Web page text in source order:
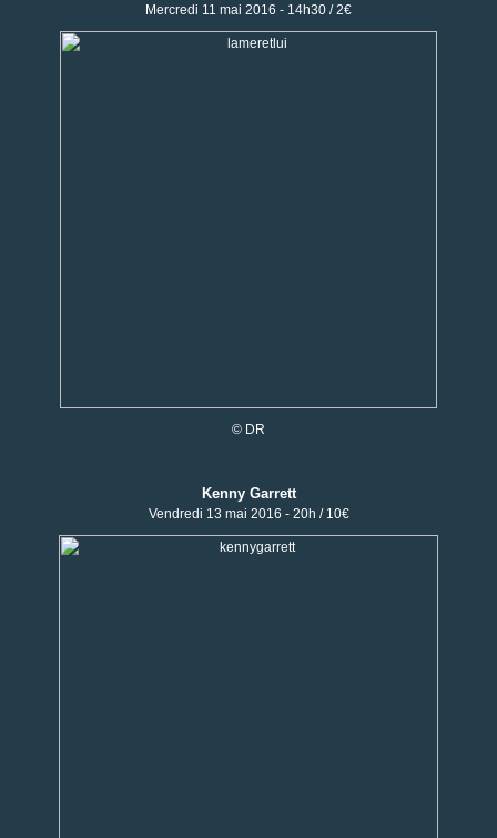
Mercredi 11 mai 2016 - 14h30 / 2€
© DR
Kenny Garrett
Vendredi 13 mai 2016 - 20h / 10€